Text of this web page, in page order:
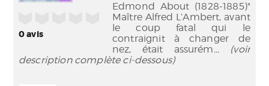
0avis
Edmond About (1828-1885)"
Maître Alfred L’Ambert, avant
le coup fatal qui le
contraignit à changer de
nez, était assurém... (voir
description complète ci-dessous)